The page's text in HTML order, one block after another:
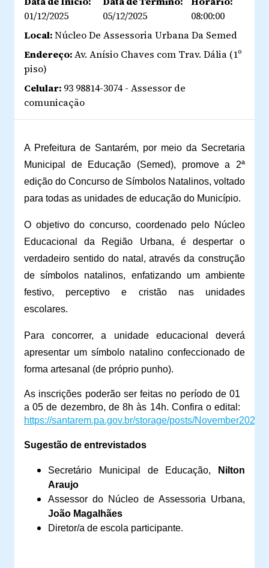
01/12/2025
05/12/2025
08:00:00
Local:Núcleo De Assessoria Urbana Da Semed
Endereço:Av. Anísio Chaves com Trav. Dália (1º
piso)
Celular: 93 98814-3074 - Assessor de
comunicação
A Prefeitura de Santarém, por meio da Secretaria
Municipal de Educação (Semed), promove a 2ª
edição do Concurso de Símbolos Natalinos, voltado
para todas as unidades de educação do Município.
O objetivo do concurso, coordenado pelo Núcleo
Educacional da Região Urbana, é despertar o
verdadeiro sentido do natal, através da construção
de símbolos natalinos, enfatizando um ambiente
festivo, perceptivo e cristão nas unidades
escolares.
Para concorrer, a unidade educacional deverá
apresentar um símbolo natalino confeccionado de
forma artesanal (de próprio punho).
As inscrições poderão ser feitas no período de 01
a 05 de dezembro, de 8h às 14h. Confira o edital:
https://santarem.pa.gov.br/storage/posts/
Sugestão de entrevistados
Secretário Municipal de Educação,
Nilton
Araujo
Assessor do Núcleo de Assessoria Urbana,
João Magalhães
Diretor/a de escola participante.